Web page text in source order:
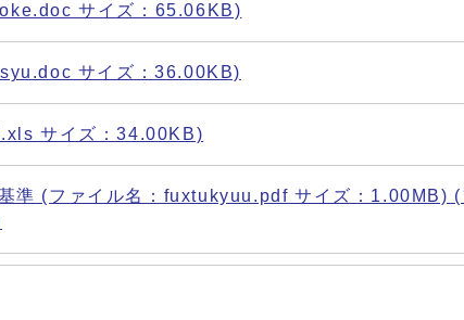
サイズ：65.06KB)
サイズ：36.00KB)
サイズ：34.00KB)
準 (ファイル名：fuxtukyuu.pdf サイズ：1.00MB) (